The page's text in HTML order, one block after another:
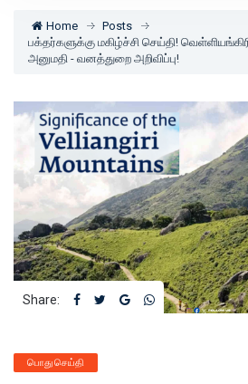
Home
Posts
பக்தர்களுக்கு மகிழ்ச்சி செய்தி!
அனுமதி - வனத்துறை அறிவிப்பு!
Share:
பொது செய்தி